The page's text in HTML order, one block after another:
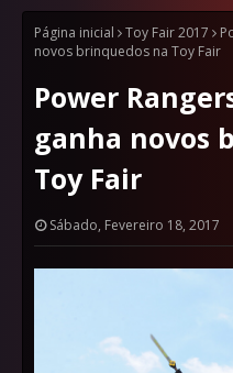
Página inicial Toy Fair 2017
novos brinquedos na Toy Fair
Power
ganha novos
Toy Fair
Sábado, Fevereiro 18, 2017